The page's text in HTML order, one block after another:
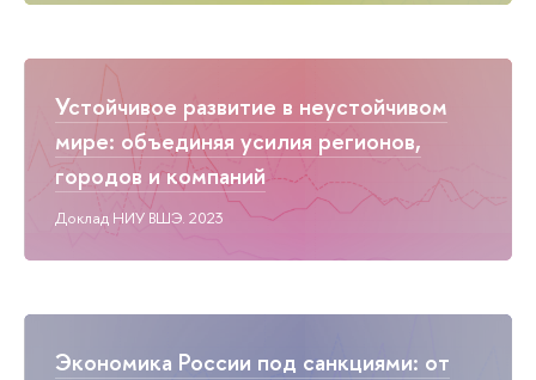
Устойчивое развитие в неустойчивом
мире: объединяя усилия регионов,
городов и компаний
Доклад НИУ ВШЭ. 2023
Экономика России под санкциями: от